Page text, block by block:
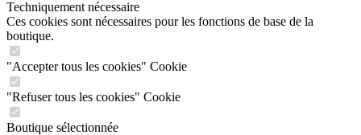
Techniquement nécessaire
Ces cookies sont nécessaires pour les fonctions de base de la
boutique.
"Accepter tous les cookies" Cookie
"Refuser tous les cookies" Cookie
Boutique sélectionnée